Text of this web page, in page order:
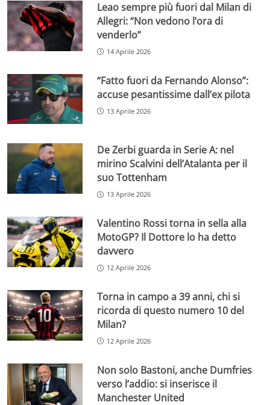
Leao sempre più fuori dal Milan di
Allegri: “Non vedono l’ora di
venderlo”
14 Aprile 2026
“Fatto fuori da Fernando Alonso”:
accuse pesantissime dall’ex pilota
13 Aprile 2026
De Zerbi guarda in Serie A: nel
mirino Scalvini dell’Atalanta per il
suo Tottenham
13 Aprile 2026
Valentino Rossi torna in sella alla
MotoGP? Il Dottore lo ha detto
davvero
12 Aprile 2026
Torna in campo a 39 anni, chi si
ricorda di questo numero 10 del
Milan?
12 Aprile 2026
Non solo Bastoni, anche Dumfries
verso l’addio: si inserisce il
Manchester United